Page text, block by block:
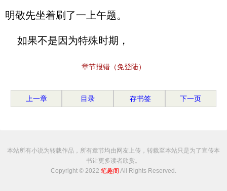
明敬先坐着刷了一上午题。
如果不是因为特殊时期，
章节报错（免登陆）
上一章 目录 存书签 下一页
本站所有小说为转载作品，所有章节均由网友上传，转载至本站只是为了宣传本
书让更多读者欣赏。
Copyright © 2022 笔趣阁 All Rights Reserved.